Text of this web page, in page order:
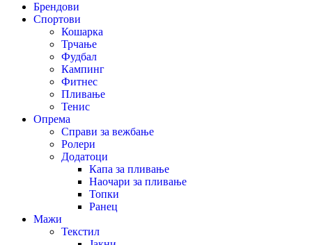
Брендови
Спортови
Кошарка
Трчање
Фудбал
Кампинг
Фитнес
Пливање
Тенис
Опрема
Справи за вежбање
Ролери
Додатоци
Капа за пливање
Наочари за пливање
Топки
Ранец
Мажи
Текстил